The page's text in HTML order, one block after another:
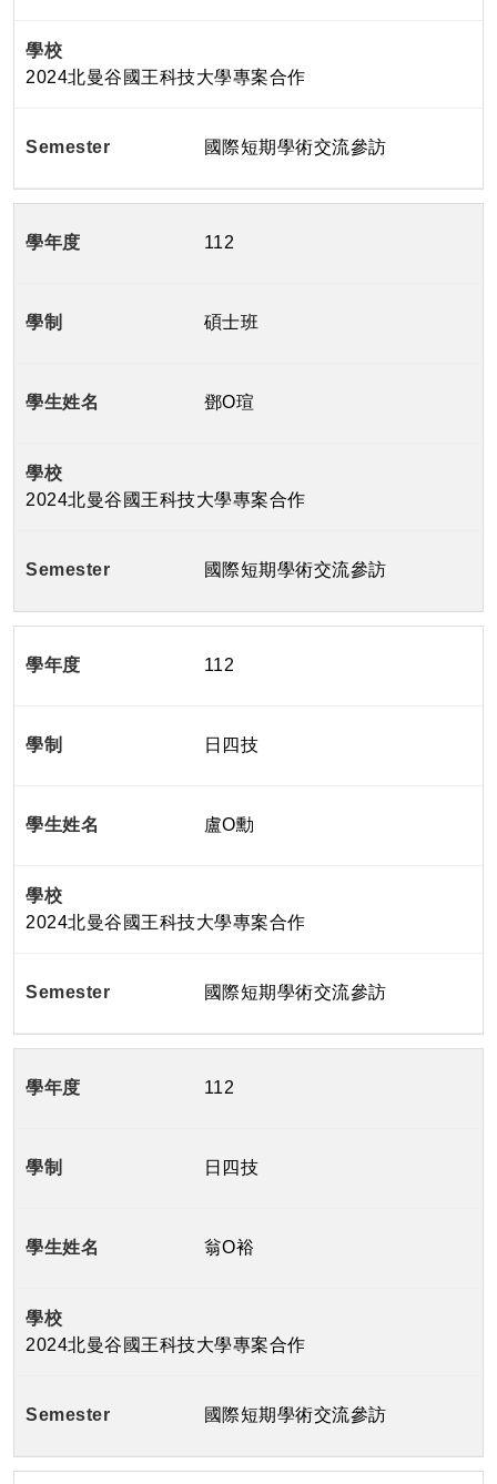
2024北曼谷國王科技大學專案合作
國際短期學術交流參訪
112
碩士班
鄧O瑄
2024北曼谷國王科技大學專案合作
國際短期學術交流參訪
112
日四技
盧O勳
2024北曼谷國王科技大學專案合作
國際短期學術交流參訪
112
日四技
翁O裕
2024北曼谷國王科技大學專案合作
國際短期學術交流參訪